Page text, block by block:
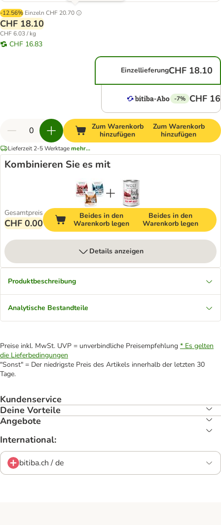
-12.56% Einzeln CHF 20.70
CHF 18.10
CHF 6.03 / kg
CHF 16.83
EinzellieferungCHF 18.10
-7% CHF
Zum Warenkorb
hinzufügen
Zum Warenkorb
hinzufügen
Lieferzeit 2-5 Werktagemehr...
Kombinieren Sie es mit
Gesamtpreis
CHF 0.00
Beides in den
Warenkorb legen
Beides in den
Warenkorb legen
Details anzeigen
Produktbeschreibung
Analytische Bestandteile
Preise inkl. MwSt. UVP = unverbindliche Preisempfehlung * Es gelten
die Lieferbedingungen
"Sonst" = Der niedrigste Preis des Artikels innerhalb der letzten 30
Tage.
Kundenservice
Deine Vorteile
Angebote
International:
bitiba.ch / de